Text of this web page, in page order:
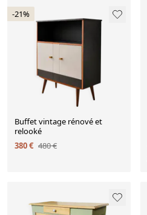
-21%
Buffet vintage rénové et
relooké
380 € 480 €